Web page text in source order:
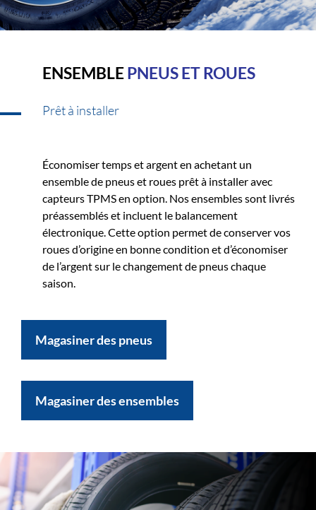
ENSEMBLEPNEUS ET ROUES
Prêt à installer
Économiser temps et argent en achetant un
ensemble de pneus et roues prêt à installer avec
capteurs TPMS en option. Nos ensembles sont livrés
préassemblés et incluent le balancement
électronique. Cette option permet de conserver vos
roues d’origine en bonne condition et d’économiser
de l’argent sur le changement de pneus chaque
saison.
Magasiner des pneus
Magasiner des ensembles